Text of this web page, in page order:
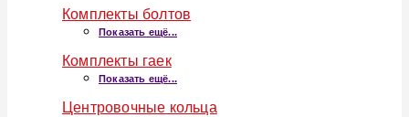
Комплекты болтов
Показать ещё...
Комплекты гаек
Показать ещё...
Центровочные кольца